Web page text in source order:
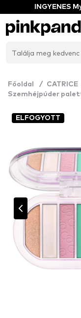
INGYENES
Főoldal / CATRICE
Szemhéjpúder
ELFOGYOTT